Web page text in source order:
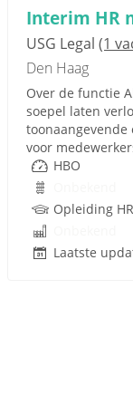
Interim HR
USG Legal (1
Den Haag
Over de functie
soepel laten
voor
HBO
Opleiding
Laatste